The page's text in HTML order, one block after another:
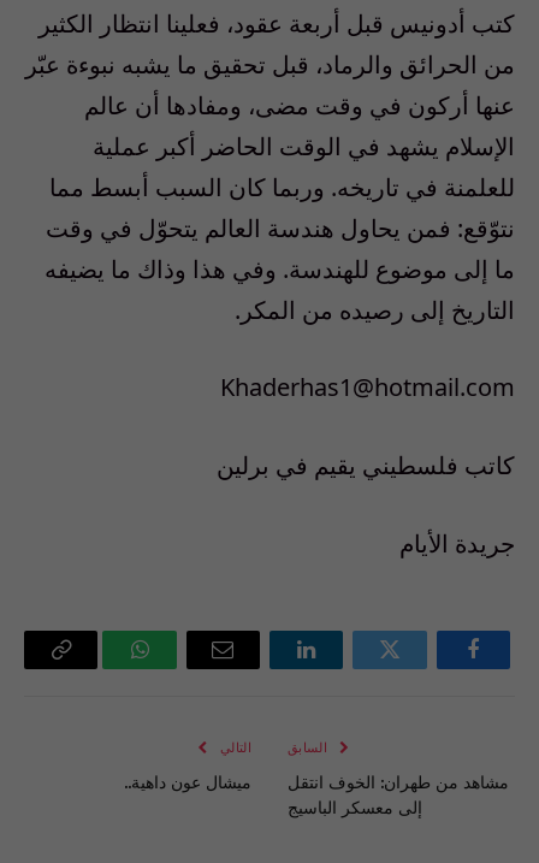
كتب أدونيس قبل أربعة عقود، فعلينا انتظار الكثير
من الحرائق والرماد، قبل تحقيق ما يشبه نبوءة عبّر
عنها أركون في وقت مضى، ومفادها أن عالم
الإسلام يشهد في الوقت الحاضر أكبر عملية
للعلمنة في تاريخه. وربما كان السبب أبسط مما
نتوّقع: فمن يحاول هندسة العالم يتحوّل في وقت
ما إلى موضوع للهندسة. وفي هذا وذاك ما يضيفه
التاريخ إلى رصيده من المكر.
Khaderhas1@hotmail.com
كاتب فلسطيني يقيم في برلين
جريدة الأيام
فيسبوك تويتر لينكدإن
البريد
واتساب Copy
السابق
مشاهد من طهران: الخوف انتقل
إلى معسكر الباسيج
التالي
ميشال عون داهية..